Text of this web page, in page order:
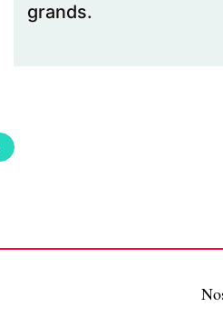
grands.